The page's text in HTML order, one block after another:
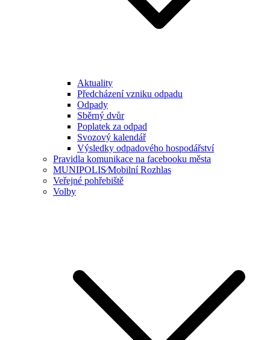
Aktuality
Předcházení vzniku odpadu
Odpady
Sběrný dvůr
Poplatek za odpad
Svozový kalendář
Výsledky odpadového hospodářství
Pravidla komunikace na facebooku města
MUNIPOLIS⁄Mobilní Rozhlas
Veřejné pohřebiště
Volby